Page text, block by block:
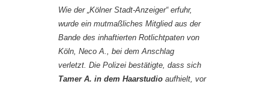
Wie der „Kölner Stadt-Anzeiger“ erfuhr,
wurde ein mutmaßliches Mitglied aus der
Bande des inhaftierten Rotlichtpaten von
Köln, Neco A., bei dem Anschlag
verletzt. Die Polizei bestätigte, dass sich
Tamer A. in dem Haarstudio aufhielt, vor